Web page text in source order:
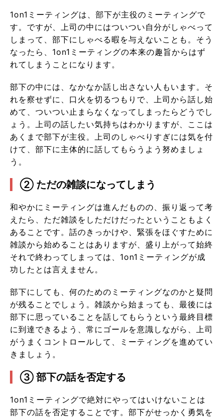
1on1ミーティングは、部下が主役のミーティングで
す。ですが、上司の中にはついつい自分がしゃべって
しまって、部下にしゃべる暇を与えないことも。そう
なったら、1on1ミーティングの本来の趣旨からはず
れてしまうことになります。
部下の中には、なかなか話し出さない人もいます。そ
れを察せずに、口火を切るつもりで、上司から話し始
めて、ついつい止まらなくなってしまったらどうでし
ょう。上司の話したい気持ちはわかりますが、ここは
あくまで部下が主役。上司のしゃべりすぎには気を付
けて、部下に主体的に話してもらうよう努めましょ
う。
② ただの雑談になってしまう
和やかにミーティングは進んだものの、振り返って考
えたら、ただ雑談をしただけだったということもよく
あることです。話のきっかけや、緊張をほぐすために
雑談から始めることはありますが、盛り上がって始終
それで終わってしまっては、1on1ミーティングが成
功したとは言えません。
部下にしても、何のためのミーティングなのかと疑問
が残ることでしょう。雑談から始まっても、最後には
部下に思っていることを話してもらうという最終目標
に到達できるよう、常にゴールを意識しながら、上司
がうまくコントロールして、ミーティングを進めてい
きましょう。
③ 部下の話を否定する
1on1ミーティングで絶対にやってはいけないことは
部下の話を否定することです。部下がせっかく勇気を